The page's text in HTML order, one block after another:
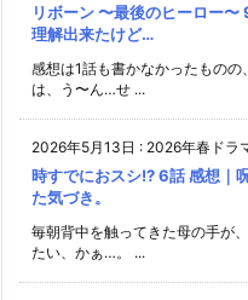
リボーン 〜最後のヒーロー
理解出来たけど…
感想は1話も書かなかったもの
は、う〜ん…せ ...
2026年5月13日 : 2026年春ドラ
時すでにおスシ!? 6話 感想｜
た気づき。
毎朝背中を触ってきた母の手が
たい、かぁ…。 ...